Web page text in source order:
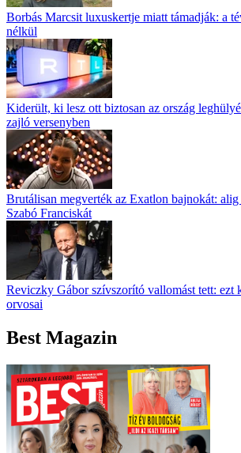
Borbás Marcsit luxuskertje miatt támadják: a
nélkül
Kiderült, ki lesz ott biztosan az ország
zajló versenyben
Brutálisan megverték az Exatlon bajnokát:
Szabó Franciskát
Reviczky Gábor szívszorító vallomást tett: ezt
orvosai
Best Magazin